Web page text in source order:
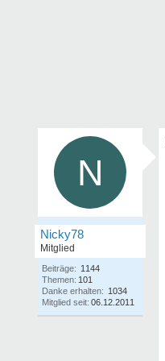
N
Nicky78
Mitglied
Beiträge: 1144
Themen: 101
Danke erhalten: 1034
Mitglied seit: 06.12.2011